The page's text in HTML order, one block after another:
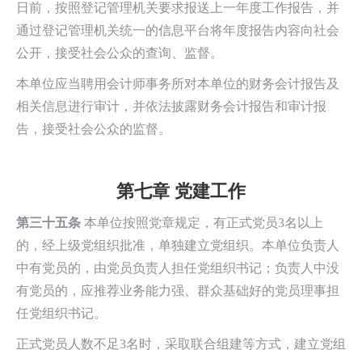
日前，按照登记管理机关要求报送上一年度工作报告，并
通过登记管理机关统一的信息平台将年度报告内容向社会
公开，接受社会公众的查询、监督。
本单位应当聘用会计师事务所对本单位的财务会计报告及
相关信息进行审计，并依法披露财务会计报告和审计报
告，接受社会公众的监督。
第七章 党建工作
第三十五条 本单位按照党章规定，有正式党员3名以上
的，经上级党组织批准，单独建立党组织。本单位负责人
中有党员的，由党员负责人担任党组织书记；负责人中没
有党员的，应推荐业务能力强、群众基础好的党员理事担
任党组织书记。
正式党员人数不足3名时，采取联合组建等方式，建立党组